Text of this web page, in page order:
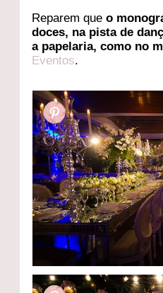
Reparem queo
doces, na pista de
a papelaria, como no
Eventos.